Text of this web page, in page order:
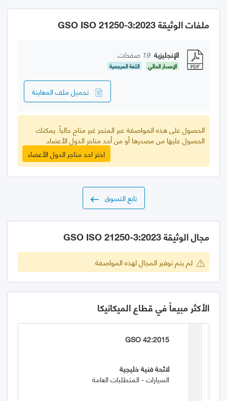
ملفات الوثيقة GSO ISO 21250-3:2023
الإنجليزية 19 صفحات
الإصدار الحالي اللغة المرجعية
تحميل ملف المعاينة
الحصول على هذه المواصفة عبر المتجر غير متاح حالياً. يمكنك
الحصول عليها من مصدرها أو من أحد متاجر الدول الأعضاء.
اختر احد متاجر الدول الأعضاء
تابع التسوق
مجال الوثيقة GSO ISO 21250-3:2023
لم يتم توفير المجال لهذه المواصفة
الأكثر مبيعاً في قطاع الميكانيكا
GSO 42:2015
لائحة فنية خليجية
السيارات - المتطلبات العامة